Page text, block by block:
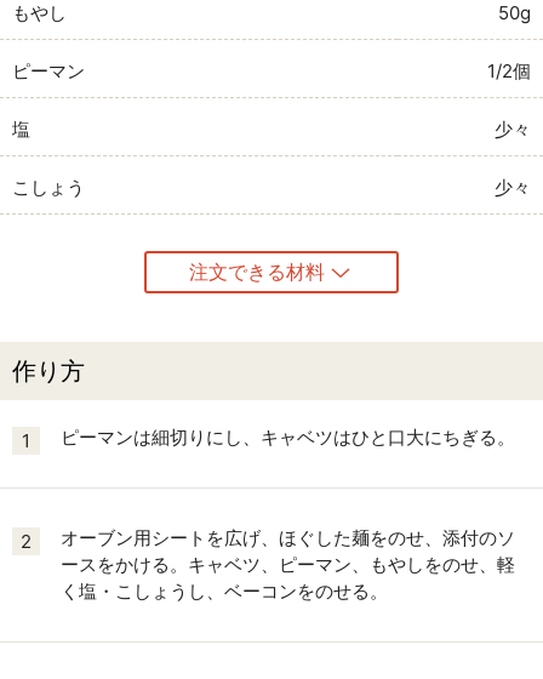
もやし 50g
ピーマン 1/2個
塩 少々
こしょう 少々
注文できる材料
作り方
1 ピーマンは細切りにし、キャベツはひと口大にちぎる。
2
オーブン用シートを広げ、ほぐした麺をのせ、添付のソ
ースをかける。キャベツ、ピーマン、もやしをのせ、軽
く塩・こしょうし、ベーコンをのせる。